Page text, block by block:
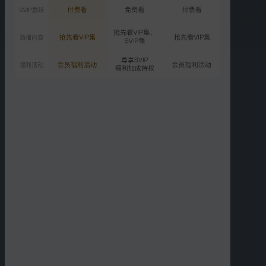
大年初一爆笑上映！